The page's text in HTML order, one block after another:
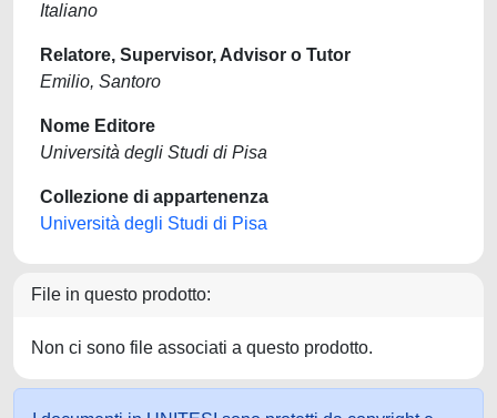
Italiano
Relatore, Supervisor, Advisor o Tutor
Emilio, Santoro
Nome Editore
Università degli Studi di Pisa
Collezione di appartenenza
Università degli Studi di Pisa
File in questo prodotto:
Non ci sono file associati a questo prodotto.